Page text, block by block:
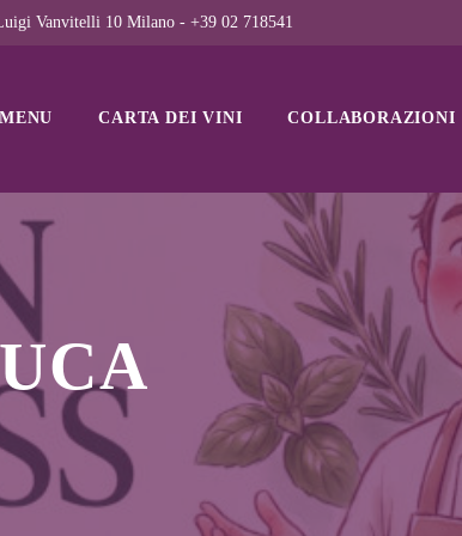
Vanvitelli 10 Milano - +39 02 718541
MENU CARTA DEI VINI COLLABORAZIONI